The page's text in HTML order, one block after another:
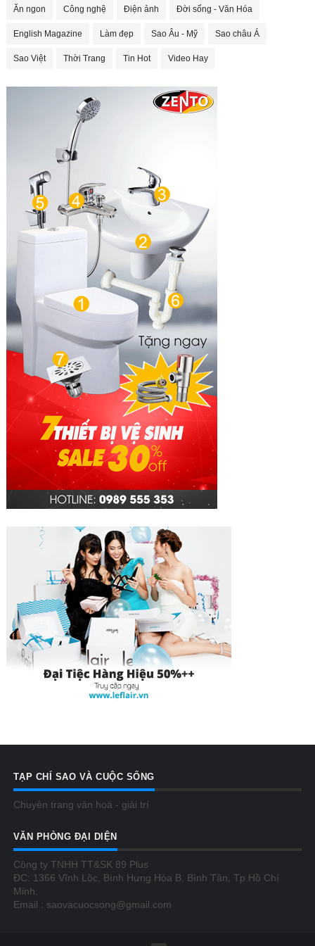
Ăn ngon Công nghệ Điện ảnh Đời sống - Văn Hóa
English Magazine Làm đẹp Sao Âu - Mỹ Sao châu Á
Sao Việt Thời Trang Tin Hot Video Hay
TẠP CHÍ SAO VÀ CUỘC SỐNG
Chuyên trang văn hoá - giải trí
VĂN PHÒNG ĐẠI DIỆN
Công ty TNHH TT&SK 89 Plus
ĐC: 1366 Vĩnh Lộc, Bình Hưng Hòa B, Bình Tân, Tp Hồ Chí
Minh.
Email : saovacuocsong@gmail.com